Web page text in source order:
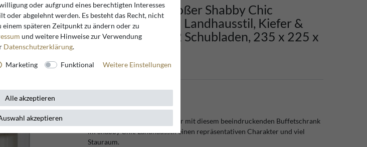
Casa Padrino Großer Shabby Chic
Buffetschrank im Landhausstil, Kiefer &
MDF, 6 Türen, 12 Schubladen, 235 x 225 x
Artikelnummer86857
Verleihen Sie Ihrem Esszimmer mit diesem beeindruckenden Buffetschrank
im Shabby Chic Landhausstil einen repräsentativen Charakter und viel
Stauraum.
oder aufgrund eines berechtigten Interesses
oder abgelehnt werden. Es besteht das Recht, nicht
späteren Zeitpunkt zu ändern oder zu
und weitere Hinweise zur Verwendung
Daten­schutz­erklärung.
Marketing Funktional Weitere Einstellungen
Alle akzeptieren
akzeptieren